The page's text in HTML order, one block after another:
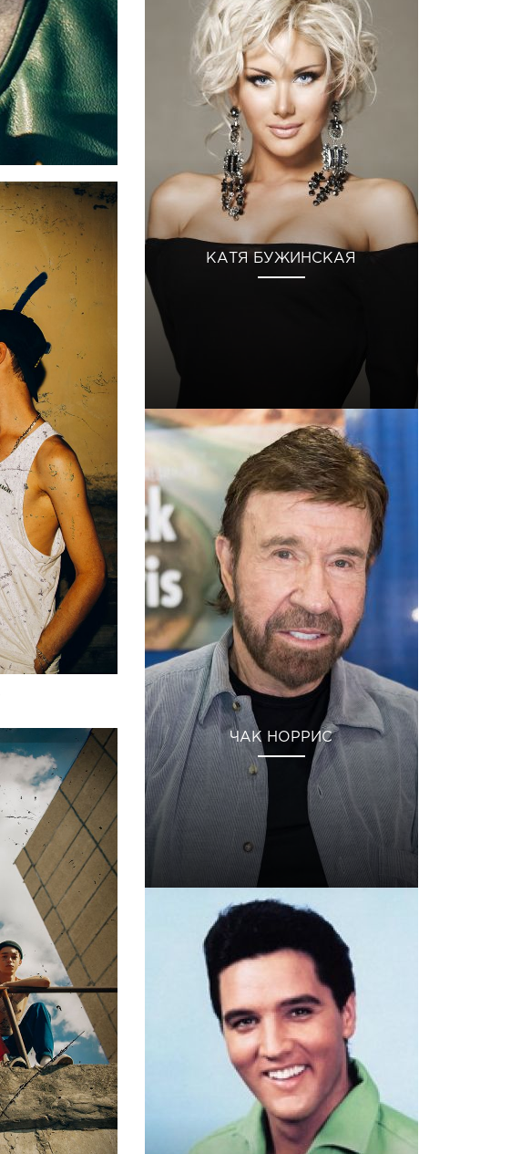
КАТЯ БУЖИНСКАЯ
ЧАК НОРРИС